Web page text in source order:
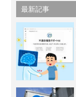
最新記事